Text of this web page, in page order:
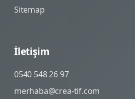
Sitemap
İletişim
0540 548 26 97
merhaba@crea-tif.com